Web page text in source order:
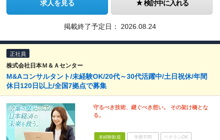
求人を見る 検討中に入れる
掲載終了予定日： 2026.08.24
正社員
株式会社日本Ｍ＆Ａセンター
M&Aコンサルタント/未経験OK/20代～30代活躍中/土日祝休/年間
休日120日以上/全国7拠点で募集
守るべき技術、継ぐべき想い。 その架け橋とな
る。
未経験歓迎 学歴不問 ベテランOK